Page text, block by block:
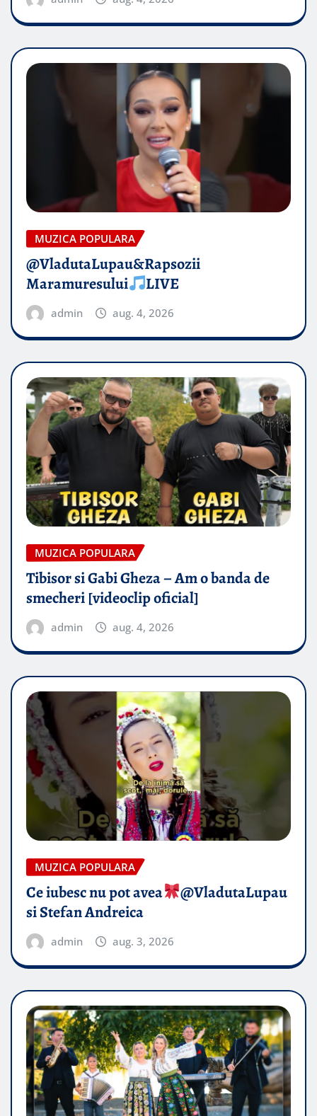
MUZICA POPULARA
@VladutaLupau&Rapsozii
Maramuresului
LIVE
admin aug. 4, 2026
MUZICA POPULARA
Tibisor si Gabi Gheza – Am o banda de
smecheri [videoclip oficial]
admin aug. 4, 2026
MUZICA POPULARA
Ce iubesc nu pot avea
​@VladutaLupau
si Stefan Andreica
admin aug. 3, 2026